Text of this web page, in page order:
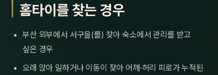
홈타이를 찾는 경우
부산 외부에서 서구을(를) 찾아 숙소에서 관리를 받고
싶은 경우
오래 앉아 일하거나 이동이 잦아 어깨·허리 피로가 누적된